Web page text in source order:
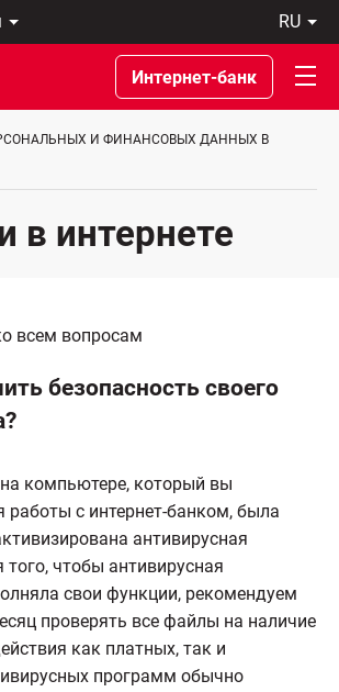
Интернет-банк
И ФИНАНСОВЫХ ДАННЫХ В
в интернете
всем вопросам
безопасность своего
компьютере, который вы
работы с интернет-банком, была
антивирусная
чтобы антивирусная
свои функции, рекомендуем
проверять все файлы на наличие
как платных, так и
программ обычно